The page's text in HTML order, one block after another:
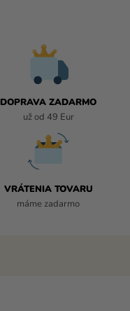
DOPRAVA ZADARMO
už od 49 Eur
VRÁTENIA TOVARU
máme zadarmo